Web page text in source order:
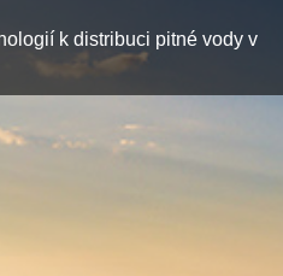
k distribuci pitné vody v